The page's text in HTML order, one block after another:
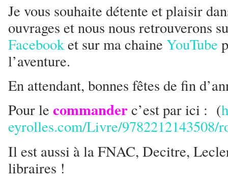
Je vous souhaite détente et plaisir
ouvrages et nous nous retrouverons
Facebooket sur ma chaine YouTube
l’aventure.
En attendant, bonnes fêtes de fin
Pour le commanderc’est par ici : (
eyrolles.com/Livre/9782212143508/
Il est aussi à la FNAC, Decitre,
libraires !